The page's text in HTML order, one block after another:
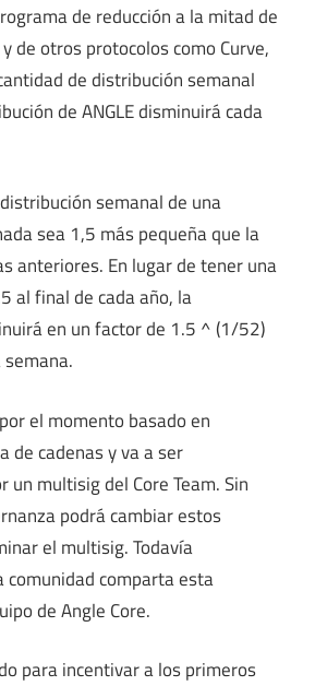
de reducción a la mitad de
de otros protocolos como Curve,
de distribución semanal
de ANGLE disminuirá cada
semanal de una
sea 1,5 más pequeña que la
anteriores. En lugar de tener una
al final de cada año, la
en un factor de 1.5 ^ (1/52)
el momento basado en
de cadenas y va a ser
un multisig del Core Team. Sin
podrá cambiar estos
el multisig. Todavía
comunidad comparta esta
de Angle Core.
para incentivar a los primeros